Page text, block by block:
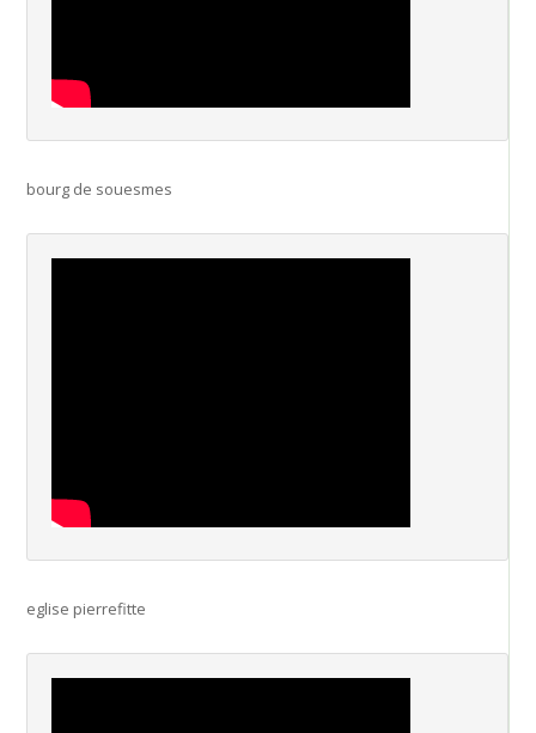
bourg de souesmes
eglise pierrefitte